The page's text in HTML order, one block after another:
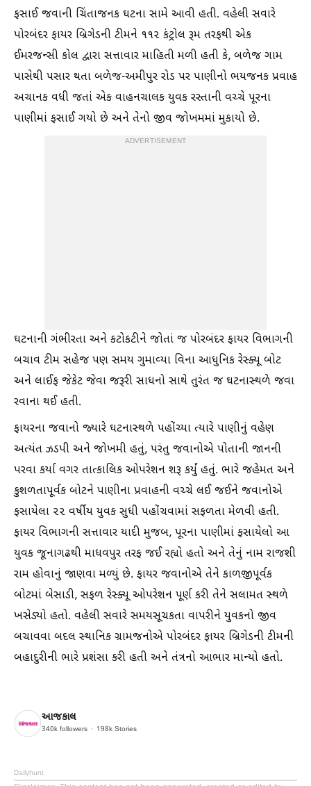
ફસાઈ જવાની ચિંતાજનક ઘટના સામે આવી હતી. વહેલી સવારે
પોરબંદર ફાયર બ્રિગેડની ટીમને ૧૧૨ કંટ્રોલ રૂમ તરફથી એક
ઈમરજન્સી કોલ દ્વારા સત્તાવાર માહિતી મળી હતી કે, બળેજ ગામ
પાસેથી પસાર થતા બળેજ-અમીપુર રોડ પર પાણીનો ભયજનક પ્રવાહ
અચાનક વધી જતાં એક વાહનચાલક યુવક રસ્તાની વચ્ચે પૂરના
પાણીમાં ફસાઈ ગયો છે અને તેનો જીવ જોખમમાં મુકાયો છે.
ADVERTISEMENT
ઘટનાની ગંભીરતા અને કટોકટીને જોતાં જ પોરબંદર ફાયર વિભાગની
બચાવ ટીમ સહેજ પણ સમય ગુમાવ્યા વિના આધુનિક રેસ્ક્યૂ બોટ
અને લાઈફ જેકેટ જેવા જરૂરી સાધનો સાથે તુરંત જ ઘટનાસ્થળે જવા
રવાના થઈ હતી.
ફાયરના જવાનો જ્યારે ઘટનાસ્થળે પહોંચ્યા ત્યારે પાણીનું વહેણ
અત્યંત ઝડપી અને જોખમી હતું, પરંતુ જવાનોએ પોતાની જાનની
પરવા કર્યા વગર તાત્કાલિક ઓપરેશન શરૂ કર્યું હતું. ભારે જહેમત અને
કુશળતાપૂર્વક બોટને પાણીના પ્રવાહની વચ્ચે લઈ જઈને જવાનોએ
ફસાયેલા ૨૨ વર્ષીય યુવક સુધી પહોંચવામાં સફળતા મેળવી હતી.
ફાયર વિભાગની સત્તાવાર યાદી મુજબ, પૂરના પાણીમાં ફસાયેલો આ
યુવક જૂનાગઢથી માધવપુર તરફ જઈ રહ્યો હતો અને તેનું નામ રાજશી
રામ હોવાનું જાણવા મળ્યું છે. ફાયર જવાનોએ તેને કાળજીપૂર્વક
બોટમાં બેસાડી, સફળ રેસ્ક્યૂ ઓપરેશન પૂર્ણ કરી તેને સલામત સ્થળે
ખસેડ્યો હતો. વહેલી સવારે સમયસૂચકતા વાપરીને યુવકનો જીવ
બચાવવા બદલ સ્થાનિક ગ્રામજનોએ પોરબંદર ફાયર બ્રિગેડની ટીમની
બહાદુરીની ભારે પ્રશંસા કરી હતી અને તંત્રનો આભાર માન્યો હતો.
આજકાલ
340k followers 198k Stories
Dailyhunt